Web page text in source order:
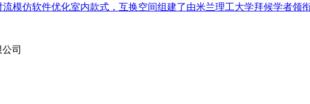
模仿软件优化室内款式，互换空间组建了由米兰理工大学拜候学者领
司